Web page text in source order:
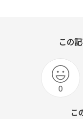
この
0
こ